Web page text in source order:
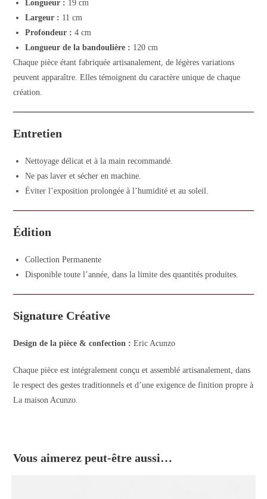
Longueur : 19 cm
Largeur : 11 cm
Profondeur : 4 cm
Longueur de la bandoulière : 120 cm
Chaque pièce étant fabriquée artisanalement, de légères variations
peuvent apparaître. Elles témoignent du caractère unique de chaque
création.
Entretien
Nettoyage délicat et à la main recommandé.
Ne pas laver et sécher en machine.
Éviter l’exposition prolongée à l’humidité et au soleil.
Édition
Collection Permanente
Disponible toute l’année, dans la limite des quantités produites.
Signature Créative
Design de la pièce & confection : Eric Acunzo
Chaque pièce est intégralement conçu et assemblé artisanalement, dans
le respect des gestes traditionnels et d’une exigence de finition propre à
La maison Acunzo.
Vous aimerez peut-être aussi…